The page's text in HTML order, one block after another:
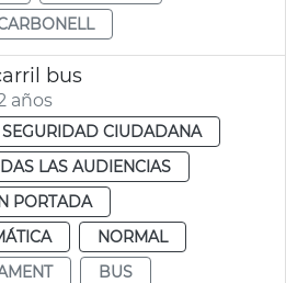
bus
años
SEGURIDAD CIUDADANA
LAS AUDIENCIAS
PORTADA
NORMAL
BUS